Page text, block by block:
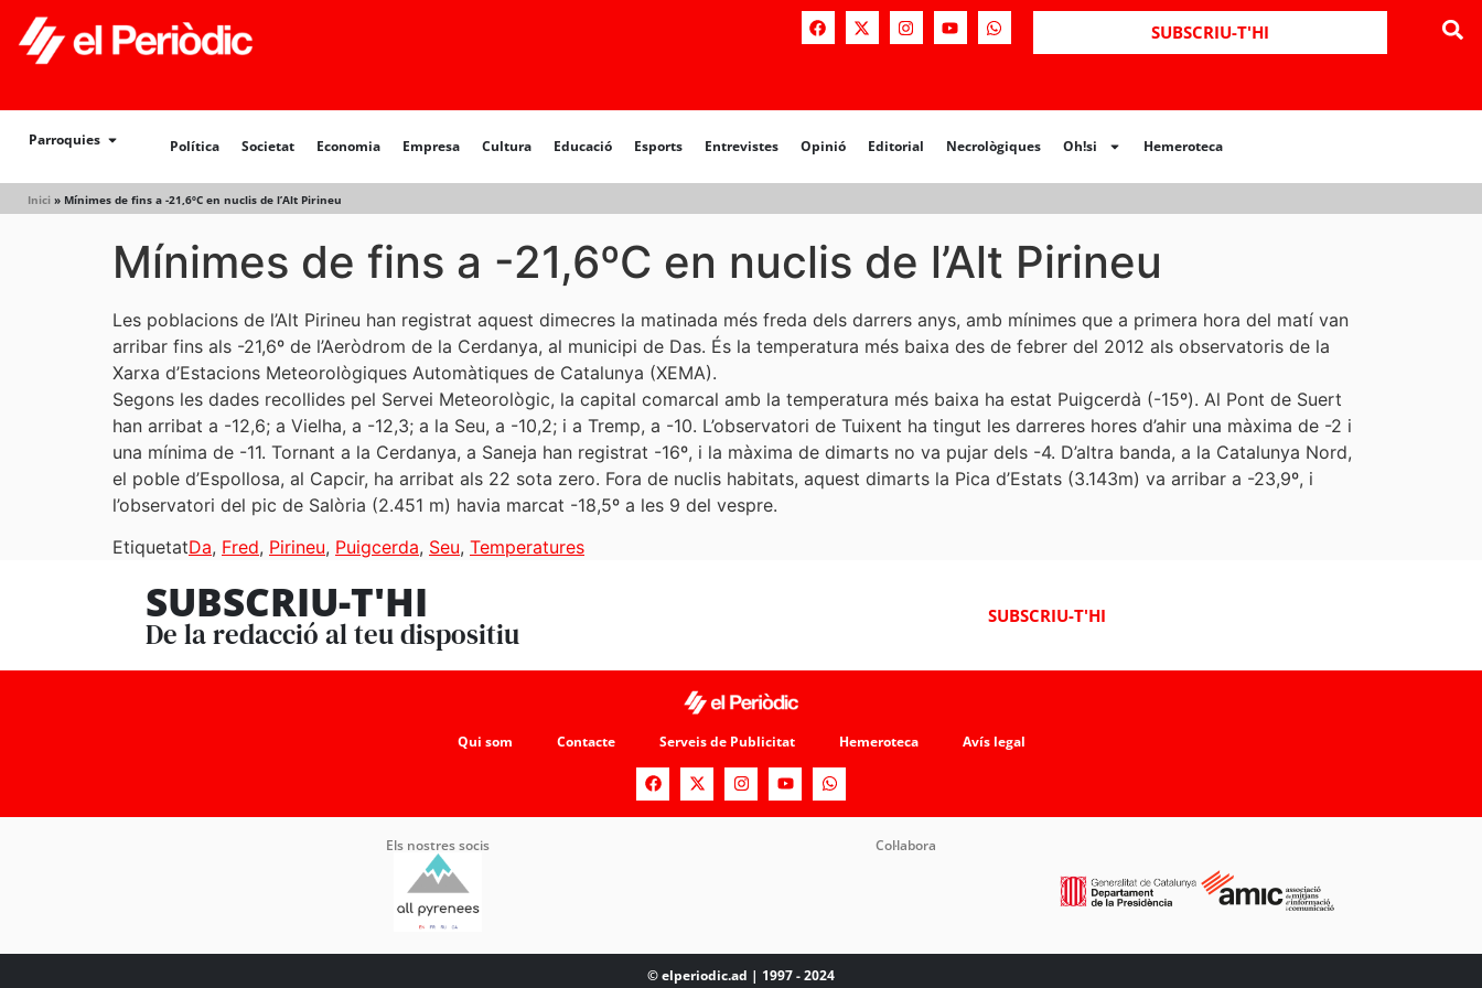
SUBSCRIU-T'HI
Parroquies Política Societat Economia Empresa Cultura Educació Esports Entrevistes Opinió Editorial Necrològiques Oh!si Hemeroteca
Inici » Mínimes de fins a -21,6ºC en nuclis de l’Alt Pirineu
Política Societat Opinió Editorial Necrològiques Hemeroteca
Mínimes de fins a -21,6ºC en nuclis de l’Alt Pirineu
Les poblacions de l’Alt Pirineu han registrat aquest dimecres la matinada més freda dels darrers anys, amb mínimes que a primera hora del matí van
arribar fins als -21,6º de l’Aeròdrom de la Cerdanya, al municipi de Das. És la temperatura més baixa des de febrer del 2012 als observatoris de la
Xarxa d’Estacions Meteorològiques Automàtiques de Catalunya (XEMA).
Segons les dades recollides pel Servei Meteorològic, la capital comarcal amb la temperatura més baixa ha estat Puigcerdà (-15º). Al Pont de Suert
han arribat a -12,6; a Vielha, a -12,3; a la Seu, a -10,2; i a Tremp, a -10. L’observatori de Tuixent ha tingut les darreres hores d’ahir una màxima de -2 i
una mínima de -11. Tornant a la Cerdanya, a Saneja han registrat -16º, i la màxima de dimarts no va pujar dels -4. D’altra banda, a la Catalunya Nord,
el poble d’Espollosa, al Capcir, ha arribat als 22 sota zero. Fora de nuclis habitats, aquest dimarts la Pica d’Estats (3.143m) va arribar a -23,9º, i
l’observatori del pic de Salòria (2.451 m) havia marcat -18,5º a les 9 del vespre.
EtiquetatDa, Fred, Pirineu, Puigcerda, Seu, Temperatures
SUBSCRIU-T'HI
De la redacció al teu dispositiu
SUBSCRIU-T'HI
Qui som Contacte Serveis de Publicitat Hemeroteca Avís legal
Els nostres socis Col·labora
© elperiodic.ad | 1997 - 2024